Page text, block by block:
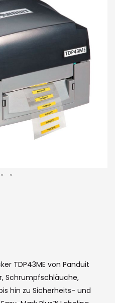
TDP43ME von Panduit
Schrumpfschläuche,
hin zu Sicherheits- und